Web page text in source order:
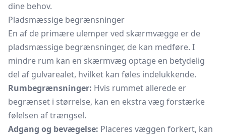
dine behov.
Pladsmæssige begrænsninger
En af de primære ulemper ved skærmvægge er de
pladsmæssige begrænsninger, de kan medføre. I
mindre rum kan en skærmvæg optage en betydelig
del af gulvarealet, hvilket kan føles indelukkende.
Rumbegrænsninger: Hvis rummet allerede er
begrænset i størrelse, kan en ekstra væg forstærke
følelsen af trængsel.
Adgang og bevægelse: Placeres væggen forkert, kan